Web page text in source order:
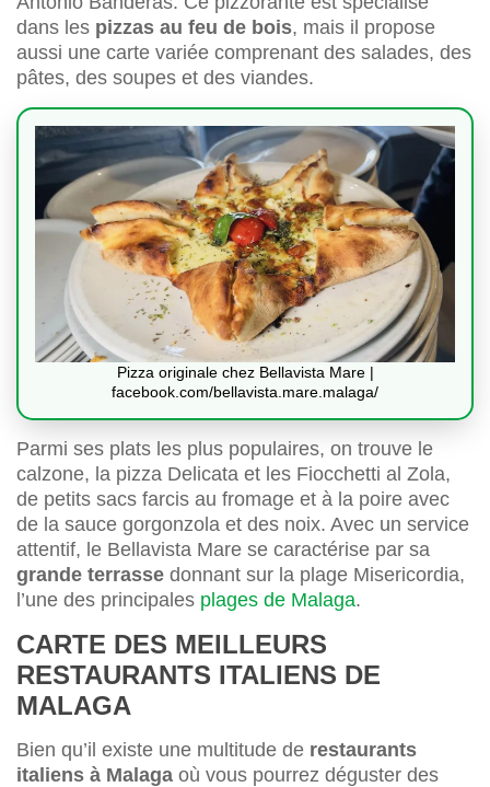
dans les pizzas au feu de bois, mais il propose
aussi une carte variée comprenant des salades, des
pâtes, des soupes et des viandes.
Pizza originale chez Bellavista Mare |
facebook.com/bellavista.mare.malaga/
Parmi ses plats les plus populaires, on trouve le
calzone, la pizza Delicata et les Fiocchetti al Zola,
de petits sacs farcis au fromage et à la poire avec
de la sauce gorgonzola et des noix. Avec un service
attentif, le Bellavista Mare se caractérise par sa
grande terrasse donnant sur la plage Misericordia,
l’une des principales plages de Malaga.
CARTE DES MEILLEURS
RESTAURANTS ITALIENS DE
MALAGA
Bien qu’il existe une multitude de restaurants
italiens à Malaga où vous pourrez déguster des